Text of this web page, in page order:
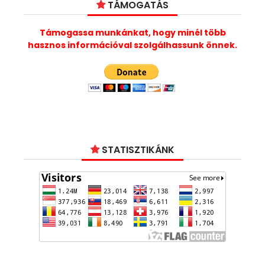
TÁMOGATÁS
Támogassa munkánkat, hogy minél több
hasznos információval szolgálhassunk önnek.
STATISZTIKÁNK